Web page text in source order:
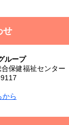
せ
ループ
保健福祉センター
から